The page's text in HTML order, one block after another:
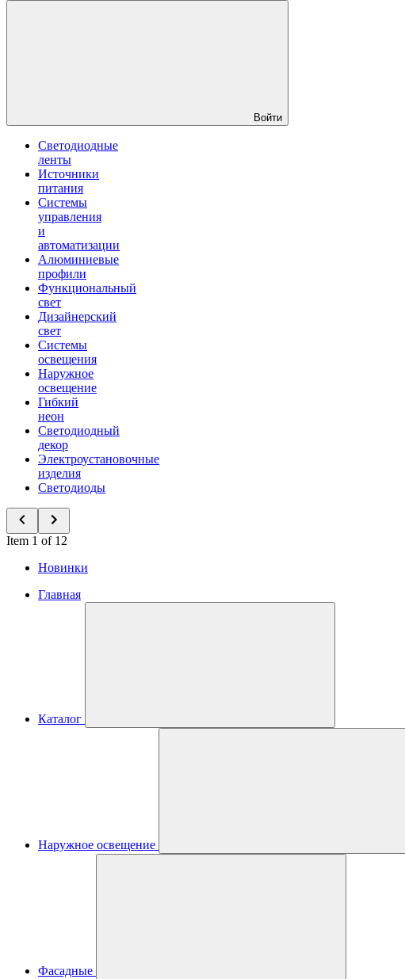
Войти
Светодиодные
ленты
Источники
питания
Системы
управления
и
автоматизации
Алюминиевые
профили
Функциональный
свет
Дизайнерский
свет
Системы
освещения
Наружное
освещение
Гибкий
неон
Светодиодный
декор
Электроустановочные
изделия
Светодиоды
Item 1 of 12
Новинки
Главная
Каталог
Наружное освещение
Фасадные